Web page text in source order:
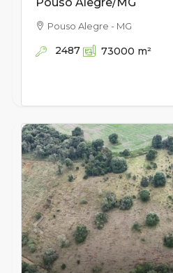
Pouso Alegre - MG
2487 73000 m²